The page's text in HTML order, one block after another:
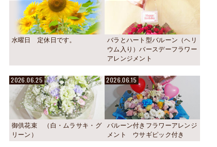
水曜日 定休日です。
バラとハート型バルーン（ヘリ
ウム入り）バースデーフラワー
アレンジメント
2026.06.25
御供花束 （白・ムラサキ・グ
リーン）
2026.06.15
バルーン付きフラワーアレンジ
メント ウサギピック付き